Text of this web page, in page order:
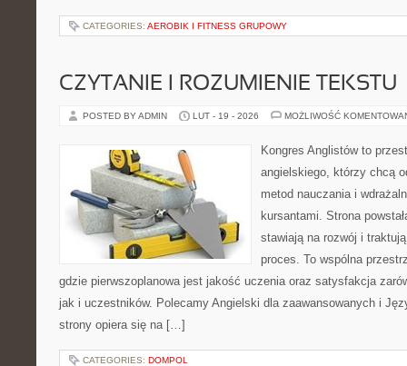
CATEGORIES: AEROBIK I FITNESS GRUPOWY
CZYTANIE I ROZUMIENIE TEKSTU
POSTED BY ADMIN LUT - 19 - 2026 MOŻLIWOŚĆ
Kongres Anglistów to
angielskiego, którzy chcą
metod nauczania i
kursantami. Strona
stawiają na rozwój i
proces. To wspólna
gdzie pierwszoplanowa jest jakość uczenia oraz satysfakcja
jak i uczestników. Polecamy Angielski dla zaawansowanych i
strony opiera się na […]
CATEGORIES: DOMPOL